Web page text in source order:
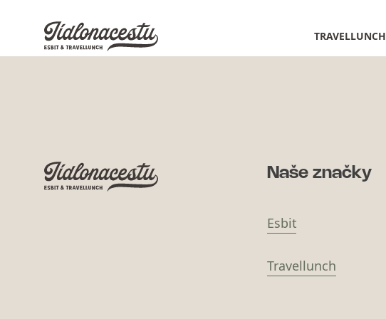
TRAVELLUNCH
Naše značky
Esbit
Travellunch